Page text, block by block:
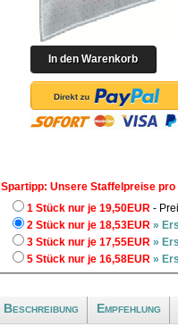
Spartipp: Unsere Staffelpreise
1 Stück nur je 19,50EUR -
2 Stück nur je 18,53EUR »
3 Stück nur je 17,55EUR »
5 Stück nur je 16,58EUR »
Beschreibung Empfehlung